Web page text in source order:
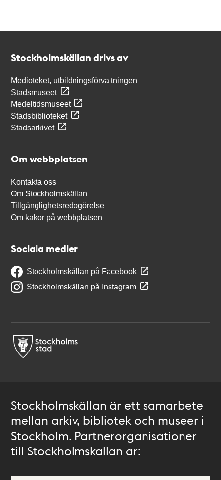
Stockholmskällan drivs av
Medioteket, utbildningsförvaltningen
Stadsmuseet
Medeltidsmuseet
Stadsbiblioteket
Stadsarkivet
Om webbplatsen
Kontakta oss
Om Stockholmskällan
Tillgänglighetsredogörelse
Om kakor på webbplatsen
Sociala medier
Stockholmskällan på Facebook
Stockholmskällan på Instagram
Stockholmskällan är ett samarbete
mellan arkiv, bibliotek och museer i
Stockholm. Partnerorganisationer
till Stockholmskällan är: